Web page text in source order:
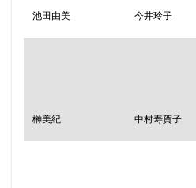
池田由美 今井玲子
榊美紀 中村寿賀子